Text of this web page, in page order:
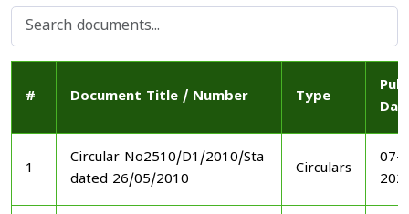
# Document Title / Number Type
1
Circular No2510/D1/2010/Sta
dated 26/05/2010
Circulars
07-